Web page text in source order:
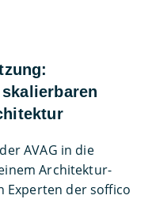
AVAG in die
Architektur-
Experten der soffico